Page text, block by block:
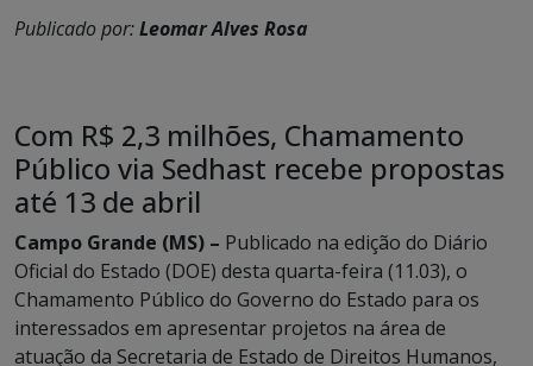
Publicado por:Leomar Alves Rosa
Com R$ 2,3 milhões, Chamamento
Público via Sedhast recebe propostas
até 13 de abril
Campo Grande (MS) – Publicado na edição do Diário
Oficial do Estado (DOE) desta quarta-feira (11.03), o
Chamamento Público do Governo do Estado para os
interessados em apresentar projetos na área de
atuação da Secretaria de Estado de Direitos Humanos,